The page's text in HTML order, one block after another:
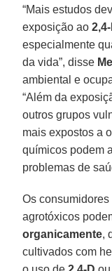
“Mais estudos
exposição ao
especialmente
da vida”, disse
ambiental e
“Além da
outros grupos
mais expostos a
químicos podem
problemas de
Os
agrotóxicos
organicamente,
cultivados com